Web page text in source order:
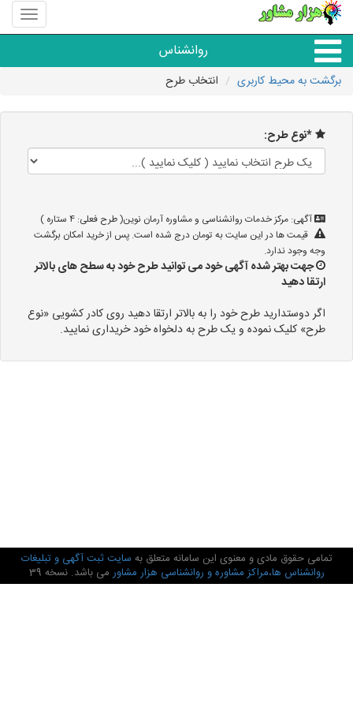
منوی
سایت
مشاور
روانشناس
گروه روانشناسی
برگشت به محیط کاربری انتخاب طرح
*نوع طرح:
آگهی: مرکز خدمات روانشناسی و مشاوره آرمان نوین( طرح فعلی: 4 ستاره )
قیمت ها در این سایت به تومان درج شده است. پس از خرید امکان برگشت
وجه وجود ندارد.
جهت بهتر شده آگهی خود می توانید طرح خود به سطح های بالاتر
ارتقا دهید
اگر دوستدارید طرح خود را به بالاتر ارتقا دهید روی کادر کشویی «نوع
طرح» کلیک نموده و یک طرح به دلخواه خود خریداری نمایید.
تمامی حقوق مادی و معنوی این سامانه متعلق به سایت ثبت آگهی و تبلیغات
روانشناس ها،مراکز مشاوره و روانشناسی هزار مشاور می باشد. نسخه 39